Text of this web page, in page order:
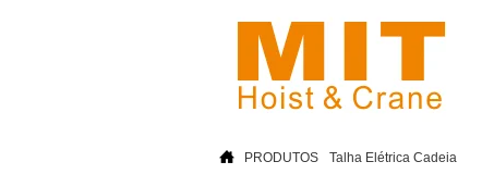
PRODUTOS Talha Elétrica Cadeia